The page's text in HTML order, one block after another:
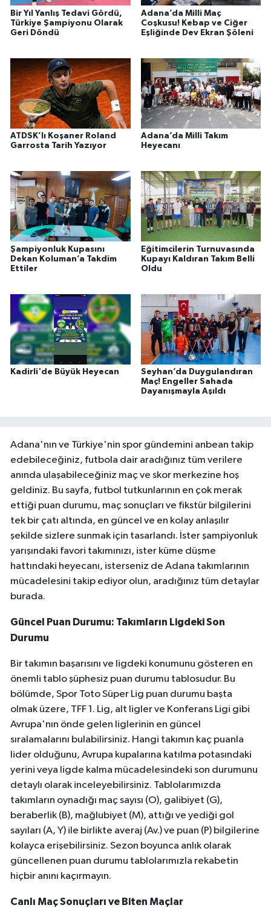
Bir Yıl Yanlış Tedavi Gördü,
Türkiye Şampiyonu Olarak
Geri Döndü
Adana’da Milli Maç
Coşkusu! Kebap ve Ciğer
Eşliğinde Dev Ekran Şöleni
ATDSK’lı Koşaner Roland
Garrosta Tarih Yazıyor
Adana’da Milli Takım
Heyecanı
Şampiyonluk Kupasını
Dekan Koluman’a Takdim
Ettiler
Eğitimcilerin Turnuvasında
Kupayı Kaldıran Takım Belli
Oldu
Kadirli'de Büyük Heyecan
Seyhan’da Duygulandıran
Maç! Engeller Sahada
Dayanışmayla Aşıldı
Adana'nın ve Türkiye'nin spor gündemini anbean takip
edebileceğiniz, futbola dair aradığınız tüm verilere
anında ulaşabileceğiniz maç ve skor merkezine hoş
geldiniz. Bu sayfa, futbol tutkunlarının en çok merak
ettiği puan durumu, maç sonuçları ve fikstür bilgilerini
tek bir çatı altında, en güncel ve en kolay anlaşılır
şekilde sizlere sunmak için tasarlandı. İster şampiyonluk
yarışındaki favori takımınızı, ister küme düşme
hattındaki heyecanı, isterseniz de Adana takımlarının
mücadelesini takip ediyor olun, aradığınız tüm detaylar
burada.
Güncel Puan Durumu: Takımların Ligdeki Son
Durumu
Bir takımın başarısını ve ligdeki konumunu gösteren en
önemli tablo şüphesiz puan durumu tablosudur. Bu
bölümde, Spor Toto Süper Lig puan durumu başta
olmak üzere, TFF 1. Lig, alt ligler ve Konferans Ligi gibi
Avrupa'nın önde gelen liglerinin en güncel
sıralamalarını bulabilirsiniz. Hangi takımın kaç puanla
lider olduğunu, Avrupa kupalarına katılma potasındaki
yerini veya ligde kalma mücadelesindeki son durumunu
detaylı olarak inceleyebilirsiniz. Tablolarımızda
takımların oynadığı maç sayısı (O), galibiyet (G),
beraberlik (B), mağlubiyet (M), attığı ve yediği gol
sayıları (A, Y) ile birlikte averaj (Av.) ve puan (P) bilgilerine
kolayca erişebilirsiniz. Sezon boyunca anlık olarak
güncellenen puan durumu tablolarımızla rekabetin
hiçbir anını kaçırmayın.
Canlı Maç Sonuçları ve Biten Maçlar